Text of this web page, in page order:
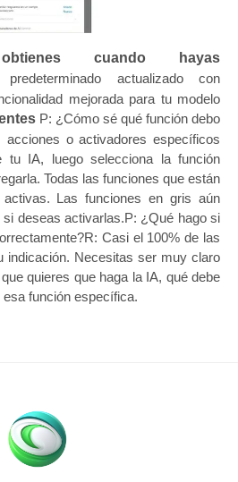
cuando hayas
predeterminado actualizado con
mejorada para tu modelo
P: ¿Cómo sé qué función debo
acciones o activadores específicos
tu IA, luego selecciona la función
Todas las funciones que están
Las funciones en gris aún
deseas activarlas.P: ¿Qué hago si
Casi el 100% de las
indicación. Necesitas ser muy claro
quieres que haga la IA, qué debe
función específica.